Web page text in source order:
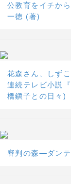
公教育をイチか
一徳 (著)
花森さん、しず
連続テレビ小説
橋鎭子との日々)
審判の森―ダン